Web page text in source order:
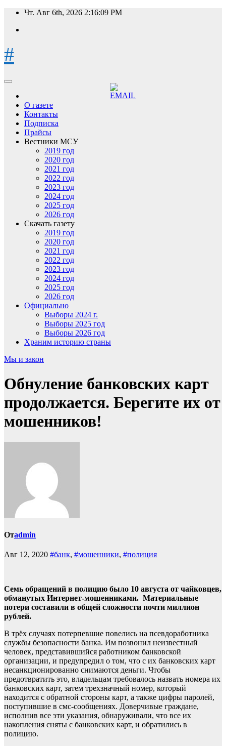
Перейти
содержимому
Чт. Авг 6th, 2026 2:16:10 PM
#
О газете
Контакты
Подписка
Прайсы
Вестники МСУ
2019 год
2020 год
2021 год
2022 год
2023 год
2024 год
2025 год
2026 год
Скачать газету
2019 год
2020 год
2021 год
2022 год
2023 год
2024 год
2025 год
2026 год
Официально
Выборы 2024 г.
Выборы 2025 год
Выборы 2026 год
Храним историю страны
Мы и закон
Обнуление банковских карт
продолжается. Берегите их от
мошенников!
Отadmin
Авг 12, 2020 #банк, #мошенники, #полиция
Семь обращений в полицию было 10 августа от чайковцев,
обманутых Интернет-мошенниками. Материальные
потери составили в общей сложности почти миллион
рублей.
В трёх случаях потерпевшие повелись на псевдоработника
службы безопасности банка. Им позвонил неизвестный
человек, представившийся работником банковской
организации, и предупредил о том, что с их банковских карт
несанкционированно снимаются деньги. Чтобы
предотвратить это, владельцам требовалось назвать номера их
банковских карт, затем трехзначный номер, который
находится с обратной стороны карт, а также цифры паролей,
поступившие в смс-сообщениях. Доверчивые граждане,
исполнив все эти указания, обнаруживали, что все их
накопления сняты с банковских карт, и обратились в
полицию.